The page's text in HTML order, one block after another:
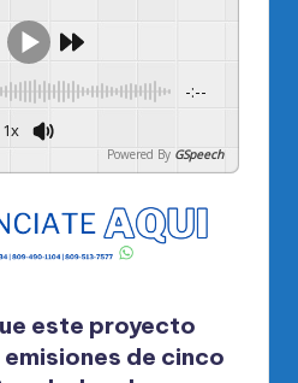
-:--
1x
Powered By GSpeech
este proyecto
de cinco